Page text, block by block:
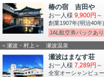
椿の宿 吉田や
お一人様 9,900円～
創業1907年(明治40
JAL航空券パックあり
＜瀬波・村上＞ 瀬波温泉
瀬波はまなす荘
お一人様 7,289円～
全室オーシャンビュ